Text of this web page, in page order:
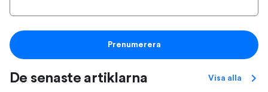
Prenumerera
De senaste artiklarna Visa alla